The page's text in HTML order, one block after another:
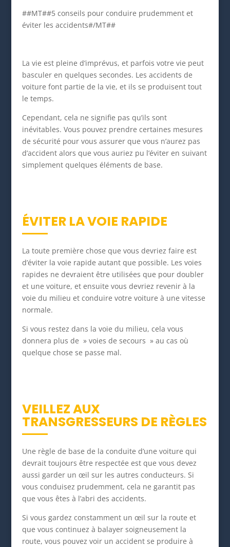
##MT##5 conseils pour conduire prudemment et
éviter les accidents#/MT##
La vie est pleine d’imprévus, et parfois votre vie peut
basculer en quelques secondes. Les accidents de
voiture font partie de la vie, et ils se produisent tout
le temps.
Cependant, cela ne signifie pas qu’ils sont
inévitables. Vous pouvez prendre certaines mesures
de sécurité pour vous assurer que vous n’aurez pas
d’accident alors que vous auriez pu l’éviter en suivant
simplement quelques éléments de base.
ÉVITER LA VOIE RAPIDE
La toute première chose que vous devriez faire est
d’éviter la voie rapide autant que possible. Les voies
rapides ne devraient être utilisées que pour doubler
et une voiture, et ensuite vous devriez revenir à la
voie du milieu et conduire votre voiture à une vitesse
normale.
Si vous restez dans la voie du milieu, cela vous
donnera plus de » voies de secours » au cas où
quelque chose se passe mal.
VEILLEZ AUX
TRANSGRESSEURS DE RÈGLES
Une règle de base de la conduite d’une voiture qui
devrait toujours être respectée est que vous devez
aussi garder un œil sur les autres conducteurs. Si
vous conduisez prudemment, cela ne garantit pas
que vous êtes à l’abri des accidents.
Si vous gardez constamment un œil sur la route et
que vous continuez à balayer soigneusement la
route, vous pouvez voir un accident se produire à